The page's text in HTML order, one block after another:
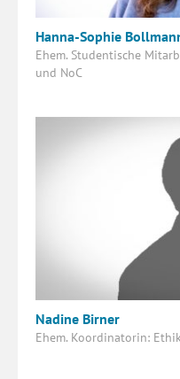
Hanna-Sophie
Ehem. Studentische
und NoC
Nadine Birner
Ehem. Koordinatorin: